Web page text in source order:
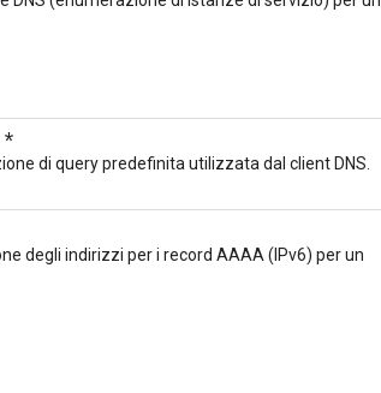
*
di query predefinita utilizzata dal client DNS.
degli indirizzi per i record AAAA (IPv6) per un